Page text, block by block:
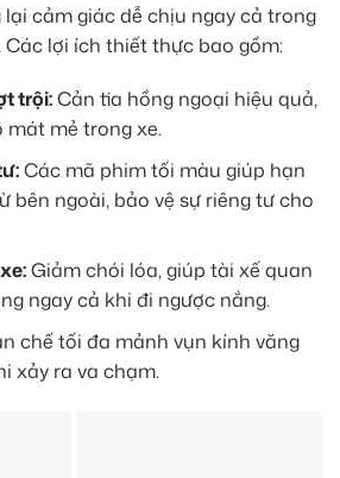
cảm giác dễ chịu ngay cả trong
Các lợi ích thiết thực bao gồm:
trội:Cản tia hồng ngoại hiệu quả,
mẻ trong xe.
Các mã phim tối màu giúp hạn
bên ngoài, bảo vệ sự riêng tư cho
Giảm chói lóa, giúp tài xế quan
ngay cả khi đi ngược nắng.
chế tối đa mảnh vụn kính văng
xảy ra va chạm.